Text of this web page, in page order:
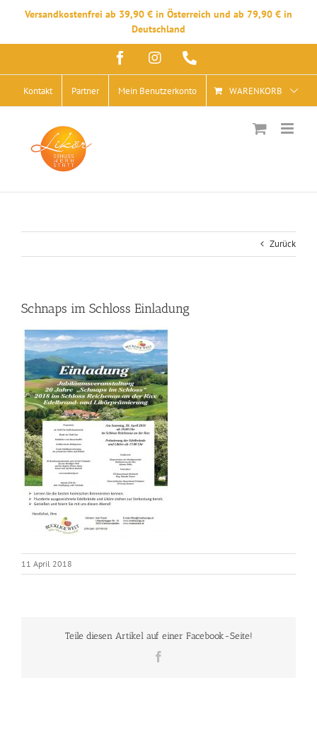
Versandkostenfrei ab 39,90 € in Österreich und ab 79,90 € in
Deutschland
springen
FacebookInstagram
Kontakt Partner Mein Benutzerkonto WARENKORB
Zurück
Schnaps im Schloss Einladung
11 April 2018
Teile diesen Artikel auf einer Facebook-Seite!